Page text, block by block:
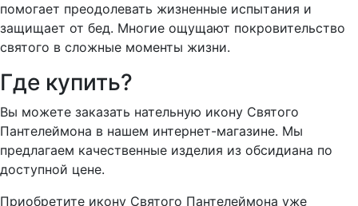
помогает преодолевать жизненные испытания и
защищает от бед. Многие ощущают покровительство
святого в сложные моменты жизни.
Где купить?
Вы можете заказать нательную икону Святого
Пантелеймона в нашем интернет-магазине. Мы
предлагаем качественные изделия из обсидиана по
доступной цене.
Приобретите икону Святого Пантелеймона уже